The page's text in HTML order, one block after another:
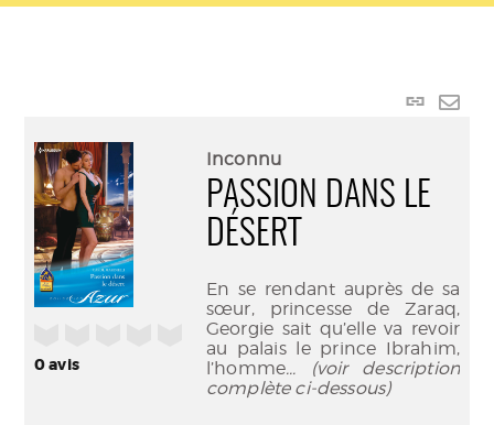
Lien
0avis
Inconnu
PASSION DANS LE
DÉSERT
En se rendant auprès de sa
sœur, princesse de Zaraq,
Georgie sait qu’elle va revoir
au palais le prince Ibrahim,
l’homme... (voir description
complète ci-dessous)